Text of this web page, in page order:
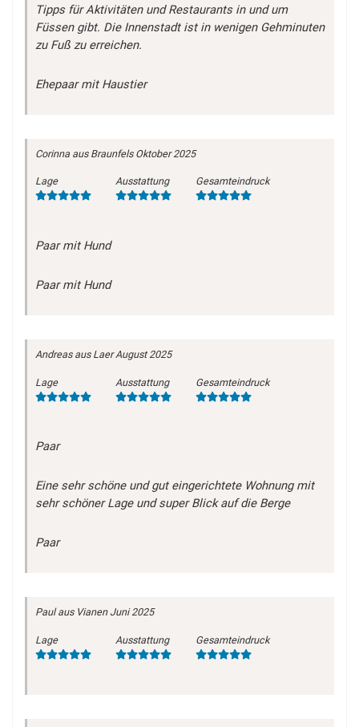
Tipps für Aktivitäten und Restaurants in und um
Füssen gibt. Die Innenstadt ist in wenigen Gehminuten
zu Fuß zu erreichen.
Ehepaar mit Haustier
Corinna aus Braunfels Oktober 2025
Lage Ausstattung Gesamteindruck
Paar mit Hund
Paar mit Hund
Andreasaus Laer August 2025
Lage Ausstattung Gesamteindruck
Paar
Eine sehr schöne und gut eingerichtete Wohnung mit
sehr schöner Lage und super Blick auf die Berge
Paar
Paulaus Vianen Juni 2025
Lage Ausstattung Gesamteindruck